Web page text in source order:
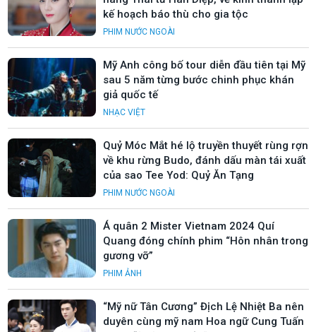
kế hoạch báo thù cho gia tộc
PHIM NƯỚC NGOÀI
Mỹ Anh công bố tour diễn đầu tiên tại Mỹ
sau 5 năm từng bước chinh phục khán
giả quốc tế
NHẠC VIỆT
Quỷ Móc Mắt hé lộ truyền thuyết rùng rợn
về khu rừng Budo, đánh dấu màn tái xuất
của sao Tee Yod: Quỷ Ăn Tạng
PHIM NƯỚC NGOÀI
Á quân 2 Mister Vietnam 2024 Quí
Quang đóng chính phim “Hôn nhân trong
gương vỡ”
PHIM ẢNH
“Mỹ nữ Tân Cương” Địch Lệ Nhiệt Ba nên
duyên cùng mỹ nam Hoa ngữ Cung Tuấn